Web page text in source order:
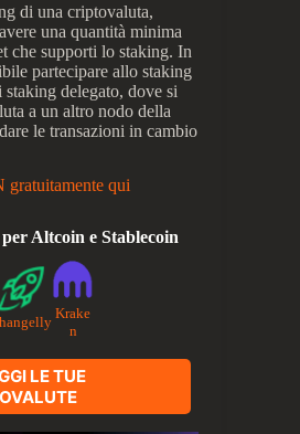
di una criptovaluta,
una quantità minima
che supporti lo staking. In
partecipare allo staking
delegato, dove si
a un altro nodo della
le transazioni in cambio
qui
Altcoin e Stablecoin
Krake
n
LE TUE